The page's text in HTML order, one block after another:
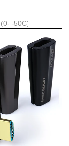
-50C)